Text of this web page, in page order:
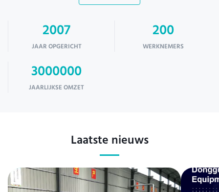
2007
JAAR OPGERICHT
200
WERKNEMERS
3000000
JAARLIJKSE OMZET
Laatste nieuws